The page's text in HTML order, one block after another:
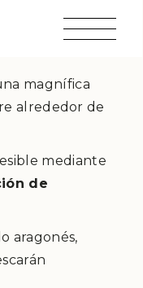
magnífica
alrededor de
mediante
de
aragonés,